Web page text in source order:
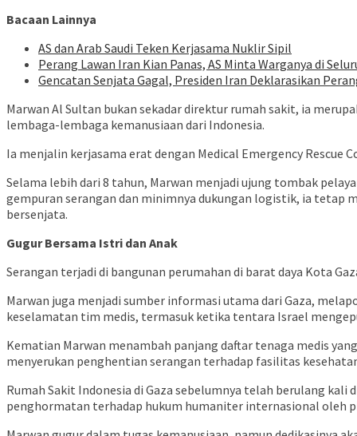
Bacaan Lainnya
AS dan Arab Saudi Teken Kerjasama Nuklir Sipil
Perang Lawan Iran Kian Panas, AS Minta Warganya di
Gencatan Senjata Gagal, Presiden Iran Deklarasikan
Marwan Al Sultan bukan sekadar direktur rumah sakit, ia
lembaga-lembaga kemanusiaan dari Indonesia.
Ia menjalin kerjasama erat dengan Medical Emergency Rescue
Selama lebih dari 8 tahun, Marwan menjadi ujung tombak
gempuran serangan dan minimnya dukungan logistik, ia tetap
bersenjata.
Gugur Bersama Istri dan Anak
Serangan terjadi di bangunan perumahan di barat daya Kota
Marwan juga menjadi sumber informasi utama dari Gaza,
keselamatan tim medis, termasuk ketika tentara Israel
Kematian Marwan menambah panjang daftar tenaga medis
menyerukan penghentian serangan terhadap fasilitas
Rumah Sakit Indonesia di Gaza sebelumnya telah berulang
penghormatan terhadap hukum humaniter internasional oleh